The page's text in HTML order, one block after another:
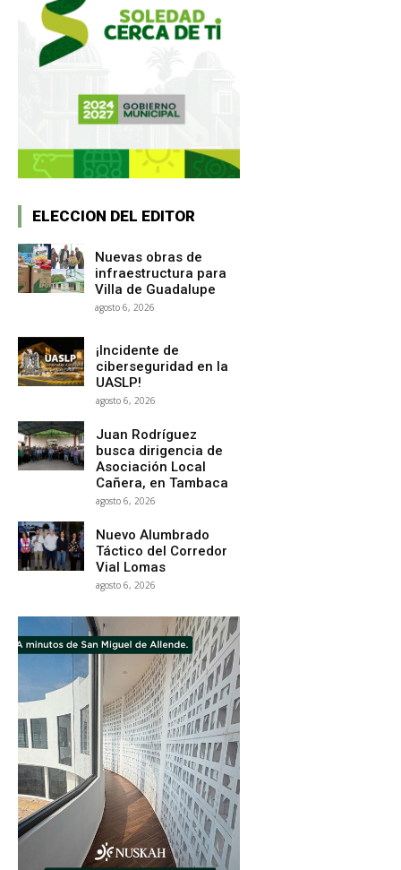
ELECCION DEL EDITOR
Nuevas obras de
infraestructura para
Villa de Guadalupe
agosto 6, 2026
¡Incidente de
ciberseguridad en la
UASLP!
agosto 6, 2026
Juan Rodríguez
busca dirigencia de
Asociación Local
Cañera, en Tambaca
agosto 6, 2026
Nuevo Alumbrado
Táctico del Corredor
Vial Lomas
agosto 6, 2026